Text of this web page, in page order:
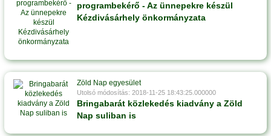
programbekérő - Az ünnepekre készül
Kézdivásárhely önkormányzata
Zöld Nap egyesület
Utolsó módosítás: 2018-11-25 18:43:25.000000
Bringabarát közlekedés kiadvány a Zöld
Nap suliban is